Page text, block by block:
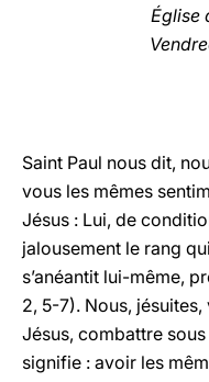
Église
Saint Paul nous dit,
vous les mêmes
Jésus : Lui, de
jalousement le rang
s’anéantit lui-même,
2, 5-7). Nous,
Jésus, combattre
signifie : avoir les